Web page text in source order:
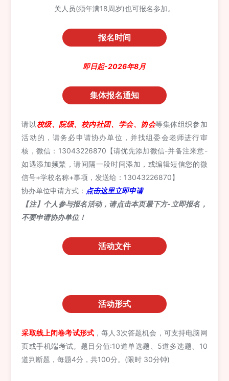
关人员(须年满18周岁)也可报名参加。
报名时间
即日起-2026年8月
集体报名通知
请以校级、院级、校内社团、学会、协会等集体组织参加
活动的，请务必申请协办单位，并找组委会老师进行审
核，微信：13043226870【请优先添加微信-并备注来意-
如遇添加频繁，请间隔一段时间添加，或编辑短信您的微
信号+学校名称+事项，发送给：13043226870】
协办单位申请方式： 点击这里立即申请
【注】个人参与报名活动，请点击本页最下方-立即报名，
不要申请协办单位！
活动文件
活动形式
采取线上闭卷考试形式 ，每人3次答题机会，可支持电脑网
页或手机端考试。题目分值:10道单选题、5道多选题、10
道判断题，每题4分，共100分。(限时 30分钟)